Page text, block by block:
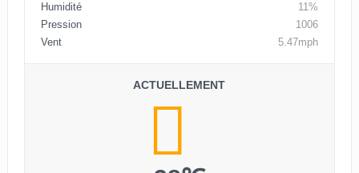
Humidité
11%
Pression
1006
Vent
5.47mph
ACTUELLEMENT